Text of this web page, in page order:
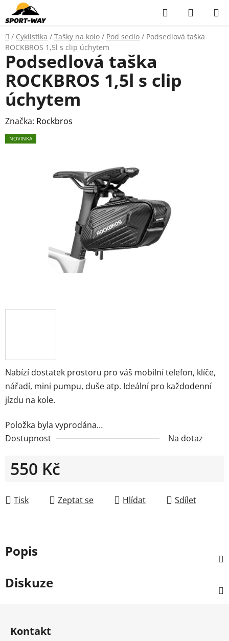
Přejít
na
obsah
Hledat
KOŠÍK
Domů
/ Cyklistika / Tašky na kolo / Pod sedlo / Podsedlová taška
ROCKBROS 1,5l s clip úchytem
Nabízí dostatek prostoru pro váš mobilní telefon, klíče,
nářadí, mini pumpu, duše atp. Ideální pro každodenní
jízdu na kole.
Položka byla vyprodána…
Dostupnost
Na dotaz
550 Kč
Tisk
Zeptat se Hlídat Sdílet
Podsedlová taška
ROCKBROS 1,5l s clip
úchytem
Značka: Rockbros
NOVINKA
Popis
Diskuze
Kontakt